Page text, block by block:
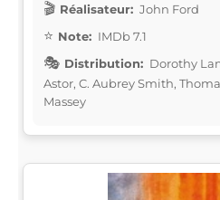
Réalisateur: John Ford
Note: IMDb 7.1
Distribution: Dorothy
Astor, C. Aubrey Smith,
Massey